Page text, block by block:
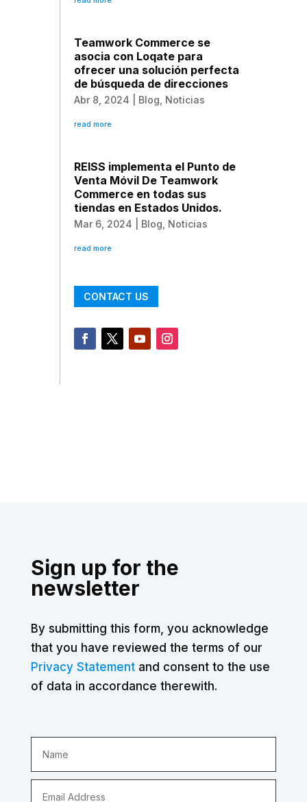
Teamwork Commerce se
asocia con Loqate para
ofrecer una solución perfecta
de búsqueda de direcciones
Abr 8, 2024 Blog Noticias
read more
REISS implementa el Punto de
Venta Móvil De Teamwork
Commerce en todas sus
tiendas en Estados Unidos.
Mar 6, 2024 Blog Noticias
read more
CONTACT US
Sign up for the
newsletter
By submitting this form, you acknowledge
that you have reviewed the terms of our
Privacy Statement and consent to the use
of data in accordance therewith.